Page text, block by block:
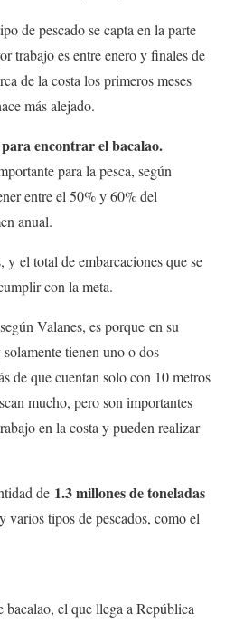
de pescado se capta en la parte
trabajo es entre enero y finales de
de la costa los primeros meses
más alejado.
encontrar el bacalao.
para la pesca, según
entre el 50% y 60% del
anual.
y el total de embarcaciones que se
con la meta.
Valanes, es porque en su
tienen uno o dos
de que cuentan solo con 10 metros
mucho, pero son importantes
en la costa y pueden realizar
de 1.3 millones de toneladas
varios tipos de pescados, como el
bacalao, el que llega a República